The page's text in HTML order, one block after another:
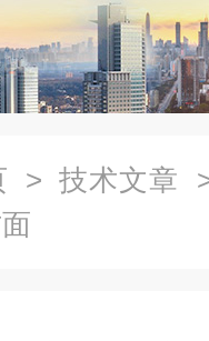
> 技术文章